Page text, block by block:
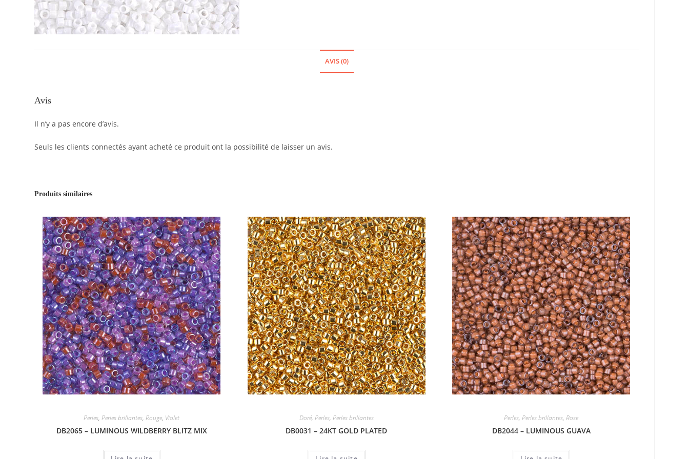
AVIS (0)
Avis
Il n’y a pas encore d’avis.
Seuls les clients connectés ayant acheté ce produit ont la possibilité de laisser un avis.
Produits similaires
Perles,Perles brillantes,Rouge, Violet
DB2065 – LUMINOUS WILDBERRY BLITZ MIX
Doré, Perles, Perles brillantes
DB0031 – 24KT GOLD PLATED
Perles,Perles brillantes,Rose
DB2044 – LUMINOUS GUAVA